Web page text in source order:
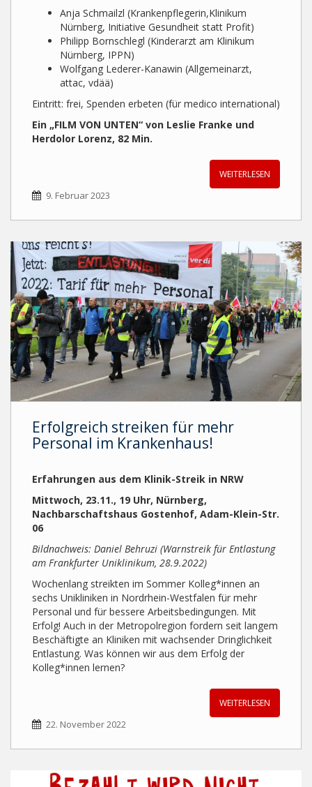
Anja Schmailzl (Krankenpflegerin,Klinikum
Nürnberg, Initiative Gesundheit statt Profit)
Philipp Bornschlegl (Kinderarzt am Klinikum
Nürnberg, IPPN)
Wolfgang Lederer-Kanawin (Allgemeinarzt,
attac, vdää)
Eintritt: frei, Spenden erbeten (für medico international)
Ein „FILM VON UNTEN“ von Leslie Franke und
Herdolor Lorenz, 82 Min.
WEITERLESEN
9. Februar 2023
Erfolgreich streiken für mehr
Personal im Krankenhaus!
Erfahrungen aus dem Klinik-Streik in NRW
Mittwoch, 23.11., 19 Uhr, Nürnberg,
Nachbarschaftshaus Gostenhof, Adam-Klein-Str.
06
Bildnachweis: Daniel Behruzi (Warnstreik für Entlastung
am Frankfurter Uniklinikum, 28.9.2022)
Wochenlang streikten im Sommer Kolleg*innen an
sechs Unikliniken in Nordrhein-Westfalen für mehr
Personal und für bessere Arbeitsbedingungen. Mit
Erfolg! Auch in der Metropolregion fordern seit langem
Beschäftigte an Kliniken mit wachsender Dringlichkeit
Entlastung. Was können wir aus dem Erfolg der
Kolleg*innen lernen?
WEITERLESEN
22. November 2022